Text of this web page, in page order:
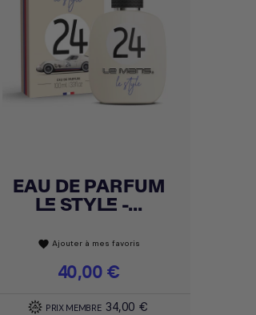
Achat express
EAU DE PARFUM
LE STYLE -...
favorite Ajouter à mes favoris
Prix
40,00 €
PRIX MEMBRE 34,00 €